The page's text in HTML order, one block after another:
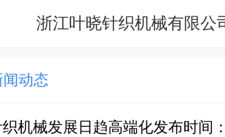
浙江叶晓针织机械有限公
闻动态
机械发展日趋高端化发布时间